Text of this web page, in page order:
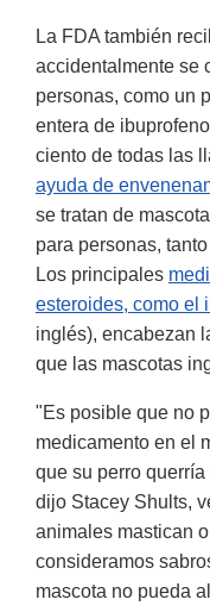
La FDA también
accidentalmente se
personas, como un
entera de
ciento de todas las
ayuda de
se tratan de
para personas,
Los principales
esteroides, como el
inglés), encabezan
que las mascotas
"Es posible que no
medicamento en el
que su perro
dijo Stacey Shults,
animales mastican
consideramos
mascota no pueda